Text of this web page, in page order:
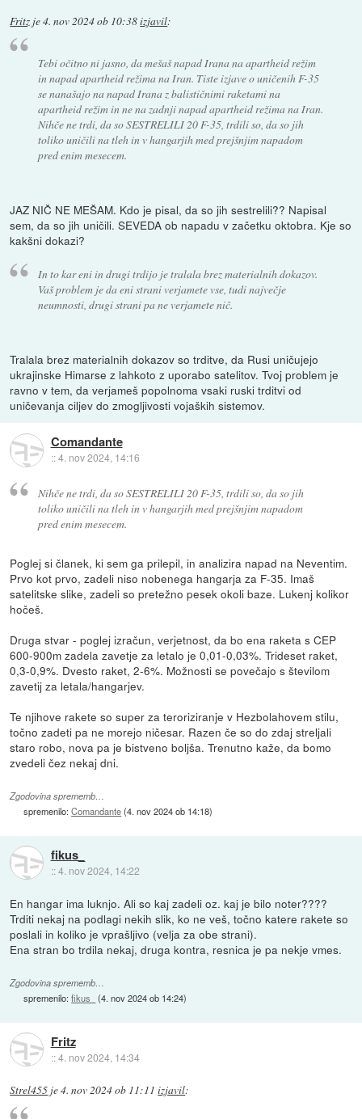
Fritz je4. nov 2024 ob 10:38izjavil:
Tebi očitno ni jasno, da mešaš napad Irana na apartheid režim
in napad apartheid režima na Iran. Tiste izjave o uničenih F-35
se nanašajo na napad Irana z balističnimi raketami na
apartheid režim in ne na zadnji napad apartheid režima na Iran.
Nihče ne trdi, da so SESTRELILI 20 F-35, trdili so, da so jih
toliko uničili na tleh in v hangarjih med prejšnjim napadom
pred enim mesecem.
JAZ NIČ NE MEŠAM. Kdo je pisal, da so jih sestrelili?? Napisal
sem, da so jih uničili. SEVEDA ob napadu v začetku oktobra. Kje so
kakšni dokazi?
In to kar eni in drugi trdijo je tralala brez materialnih dokazov.
Vaš problem je da eni strani verjamete vse, tudi največje
neumnosti, drugi strani pa ne verjamete nič.
Tralala brez materialnih dokazov so trditve, da Rusi uničujejo
ukrajinske Himarse z lahkoto z uporabo satelitov. Tvoj problem je
ravno v tem, da verjameš popolnoma vsaki ruski trditvi od
uničevanja ciljev do zmogljivosti vojaških sistemov.
Comandante
::4. nov 2024, 14:16
Nihče ne trdi, da so SESTRELILI 20 F-35, trdili so, da so jih
toliko uničili na tleh in v hangarjih med prejšnjim napadom
pred enim mesecem.
Poglej si članek, ki sem ga prilepil, in analizira napad na Neventim.
Prvo kot prvo, zadeli niso nobenega hangarja za F-35. Imaš
satelitske slike, zadeli so pretežno pesek okoli baze. Lukenj kolikor
hočeš.
Druga stvar - poglej izračun, verjetnost, da bo ena raketa s CEP
600-900m zadela zavetje za letalo je 0,01-0,03%. Trideset raket,
0,3-0,9%. Dvesto raket, 2-6%. Možnosti se povečajo s številom
zavetij za letala/hangarjev.
Te njihove rakete so super za teroriziranje v Hezbolahovem stilu,
točno zadeti pa ne morejo ničesar. Razen če so do zdaj streljali
staro robo, nova pa je bistveno boljša. Trenutno kaže, da bomo
zvedeli čez nekaj dni.
Zgodovina sprememb…
spremenilo:Comandante(4. nov 2024 ob 14:18)
fikus_
::4. nov 2024, 14:22
En hangar ima luknjo. Ali so kaj zadeli oz. kaj je bilo noter????
Trditi nekaj na podlagi nekih slik, ko ne veš, točno katere rakete so
poslali in koliko je vprašljivo (velja za obe strani).
Ena stran bo trdila nekaj, druga kontra, resnica je pa nekje vmes.
Zgodovina sprememb…
spremenilo:fikus_ (4. nov 2024 ob 14:24)
Fritz
::4. nov 2024, 14:34
Strel455 je4. nov 2024 ob 11:11 izjavil: